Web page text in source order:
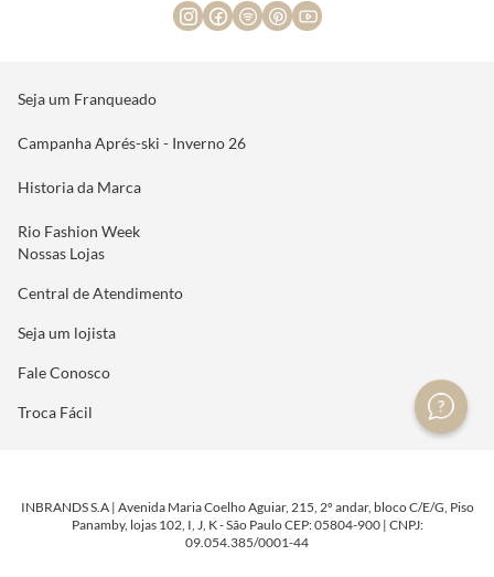
Seja um Franqueado
Campanha Aprés-ski - Inverno 26
Historia da Marca
Rio Fashion Week
Nossas Lojas
Central de Atendimento
Seja um lojista
Fale Conosco
Troca Fácil
INBRANDS S.A | Avenida Maria Coelho Aguiar, 215, 2º andar, bloco C/E/G, Piso
Panamby, lojas 102, I, J, K - São Paulo CEP: 05804-900 | CNPJ:
09.054.385/0001-44